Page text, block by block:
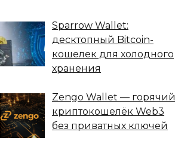
Sparrow Wallet:
десктопный Bitcoin-
кошелек для холодного
хранения
Zengo Wallet — горячий
криптокошелёк Web3
без приватных ключей